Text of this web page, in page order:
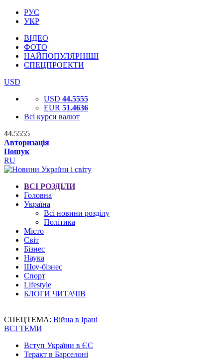
РУС
УКР
ВІДЕО
ФОТО
НАЙПОПУЛЯРНІШІ
СПЕЦПРОЕКТИ
USD
USD 44.5555
EUR 51.4636
Всі курси валют
44.5555
Авторизація
Пошук
RU
ВСІ РОЗДІЛИ
Головна
Україна
Всі новини розділу
Політика
Місто
Світ
Бізнес
Наука
Шоу-бізнес
Спорт
Lifestyle
БЛОГИ ЧИТАЧІВ
СПЕЦТЕМА: Війна в Ірані
ВСІ ТЕМИ
Вступ України в ЄС
Теракт в Барселоні